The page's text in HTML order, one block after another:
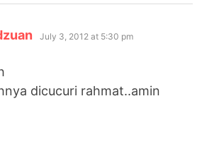
says:
July 3, 2012 at 5:30 pm
dicucuri rahmat..amin